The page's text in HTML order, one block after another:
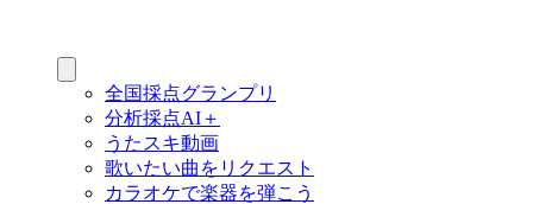
全国採点グランプリ
分析採点AI＋
うたスキ動画
歌いたい曲をリクエスト
カラオケで楽器を弾こう